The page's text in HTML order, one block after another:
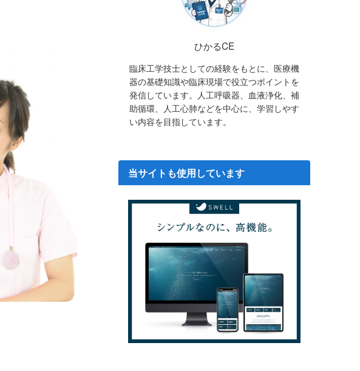
ひかるCE
臨床工学技士としての経験をもとに、医療機
器の基礎知識や臨床現場で役立つポイントを
発信しています。人工呼吸器、血液浄化、補
助循環、人工心肺などを中心に、学習しやす
い内容を目指しています。
当サイトも使用しています